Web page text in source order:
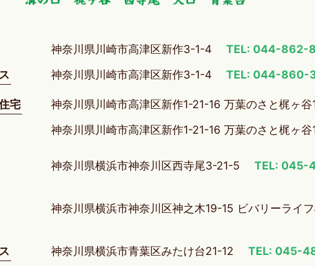
神奈川県川崎市高津区新作3-1-4
TEL: 044-862-
神奈川県川崎市高津区新作3-1-4
TEL: 044-860-
宅
神奈川県川崎市高津区新作1-21-16 万葉のさと梶ヶ
神奈川県川崎市高津区新作1-21-16 万葉のさと梶ヶ
神奈川県横浜市神奈川区西寺尾3-21-5 TEL: 045-
神奈川県横浜市神奈川区神之木19-15 ビバリーライ
神奈川県横浜市青葉区みたけ台21-12 TEL: 045-